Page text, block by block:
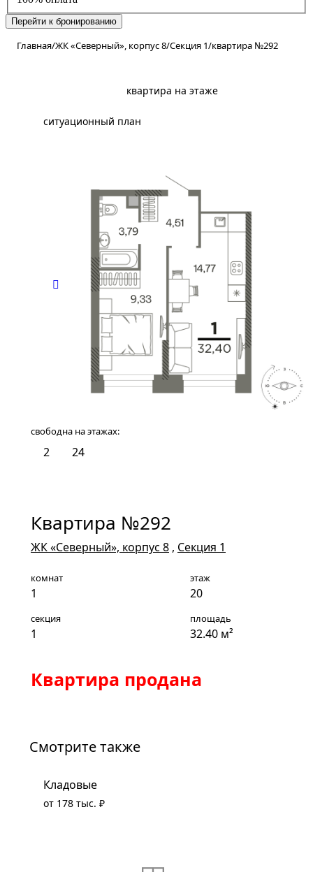
Перейти к бронированию
Главная/ЖК «Северный», корпус 8/Секция 1/квартира №292
квартира на этаже
ситуационный план
свободна на этажах:
2 24
Квартира №292
ЖК «Северный», корпус 8 , Секция 1
комнат
1
этаж
20
секция
1
площадь
32.40 м²
Квартира продана
Смотрите также
Кладовые
от 178 тыс. ₽